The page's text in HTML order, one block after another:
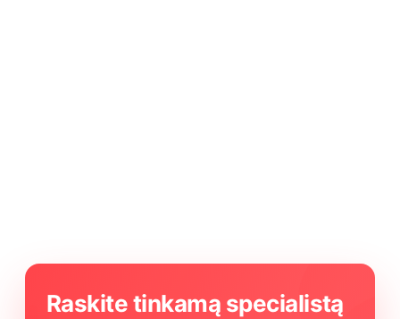
Raskite tinkamą specialistą